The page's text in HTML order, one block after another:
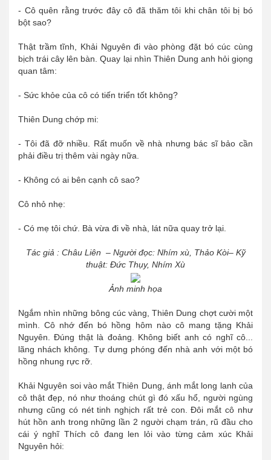
- Cô quên rằng trước đây cô đã thăm tôi khi chân tôi bị bó
bột sao?
Thật trầm tĩnh, Khải Nguyên đi vào phòng đặt bó cúc cùng
bịch trái cây lên bàn. Quay lại nhìn Thiên Dung anh hỏi giọng
quan tâm:
- Sức khỏe của cô có tiến triển tốt không?
Thiên Dung chớp mi:
- Tôi đã đỡ nhiều. Rất muốn về nhà nhưng bác sĩ bảo cần
phải điều trị thêm vài ngày nữa.
- Không có ai bên cạnh cô sao?
Cô nhỏ nhẹ:
- Có mẹ tôi chứ. Bà vừa đi về nhà, lát nữa quay trở lại.
Tác giả : Châu Liên – Người đọc: Nhím xù, Thảo Kòi– Kỹ
thuật: Đức Thụy, Nhím Xù
Ảnh minh họa
Ngắm nhìn những bông cúc vàng, Thiên Dung chợt cười một
mình. Cô nhớ đến bó hồng hôm nào cô mang tặng Khải
Nguyên. Đúng thật là đoảng. Không biết anh có nghĩ cô...
lãng nhách không. Tự dưng phóng đến nhà anh với một bó
hồng nhung rực rỡ.
Khải Nguyên soi vào mắt Thiên Dung, ánh mắt long lanh của
cô thật đẹp, nó như thoáng chút gì đó xấu hổ, người ngùng
nhưng cũng có nét tinh nghịch rất trẻ con. Đôi mắt cô như
hút hồn anh trong những lần 2 người chạm trán, rũ đầu cho
cái ý nghĩ Thích cô đang len lỏi vào từng cảm xúc Khải
Nguyên hỏi: